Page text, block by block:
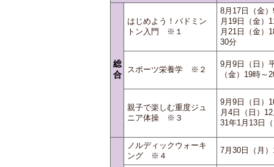
総
合
はじめよう！バドミン
トン入門 ※１
8月17日（金
月19日（金）
月21日（金）
30分
スポーツ栄養学 ※２
9月9日（日）
（金）19時～
親子で楽しむ重度ジュ
ニア体操 ※３
9月9日（日）
月4日（日）
31年1月13日
ノルディックウォーキ
ング ※４
7月30日（月